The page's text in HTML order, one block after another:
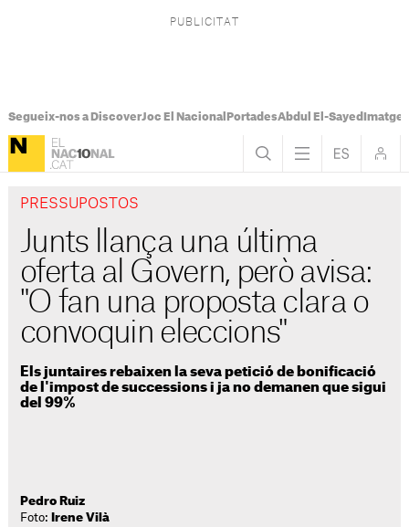
Segueix-nos a DiscoverJoc El Nacional PortadesAbdul El-Sayed
PRESSUPOSTOS
Junts llança una última
oferta al Govern, però avisa:
"O fan una proposta clara o
convoquin eleccions"
Els juntaires rebaixen la seva petició de bonificació
de l'impost de successions i ja no demanen que sigui
del 99%
Pedro Ruiz
Foto:
Irene Vilà